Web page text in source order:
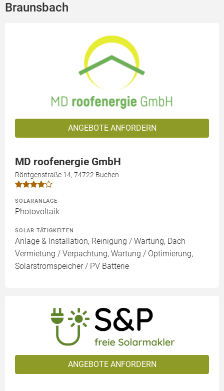
Braunsbach
ANGEBOTE ANFORDERN
MD roofenergie GmbH
Röntgenstraße 14, 74722 Buchen
SOLARANLAGE
Photovoltaik
SOLAR TÄTIGKEITEN
Anlage & Installation, Reinigung / Wartung, Dach
Vermietung / Verpachtung, Wartung / Optimierung,
Solarstromspeicher / PV Batterie
ANGEBOTE ANFORDERN